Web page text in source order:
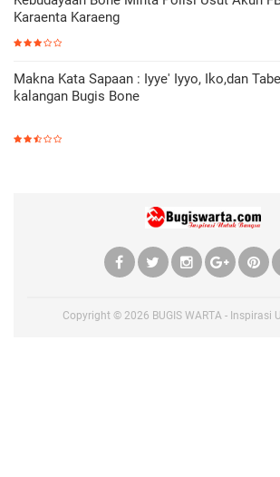
Karaenta Karaeng
Makna Kata Sapaan : Iyye' Iyyo, Iko,dan
kalangan Bugis Bone
Copyright © 2026 BUGIS WARTA - Inspirasi